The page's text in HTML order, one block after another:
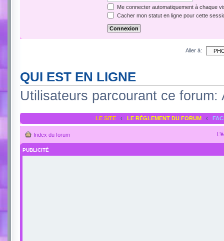
Me connecter automatiquement à chaque
Cacher mon statut en ligne pour cette
Aller à:
QUI EST EN LIGNE
Utilisateurs parcourant ce
LE SITE ‹ LE RÈGLEMENT DU FORUM ‹
Index du forum
PUBLICITÉ